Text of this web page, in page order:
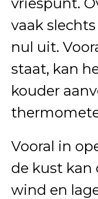
vaak
nul uit.
staat, kan
kouder
Vooral in
de kust kan
wind en